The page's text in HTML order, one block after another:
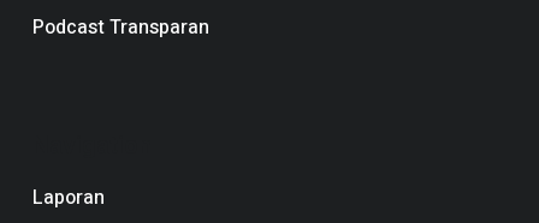
Podcast Transparan
Laporan